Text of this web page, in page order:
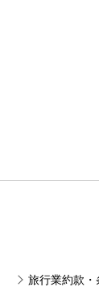
旅行業約款・